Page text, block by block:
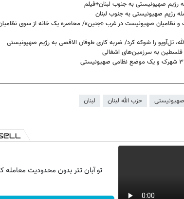
رژیم صهیونیستی به جنوب لبنان+فیلم
و نظامیان صهیونیست در غرب «جنین»/ محاصره یک خانه از سوی
تل‌آویو را شوکه کرد/ ضربه کاری طوفان الاقصی به رژیم صهیونیستی
به سرزمین‌های اشغالی
حزب الله لبنان لبنان
تو آبان تتر بدون محدودیت معامله
مرداد ۱۴۰۵